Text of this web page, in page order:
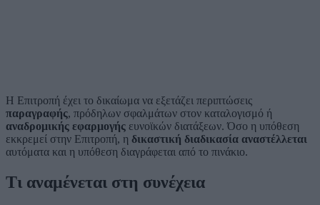
Η Επιτροπή έχει το δικαίωμα να εξετάζει περιπτώσεις
παραγραφής, πρόδηλων σφαλμάτων στον καταλογισμό ή
αναδρομικής εφαρμογής ευνοϊκών διατάξεων. Όσο η υπόθεση
εκκρεμεί στην Επιτροπή, η δικαστική διαδικασία αναστέλλεται
αυτόματα και η υπόθεση διαγράφεται από το πινάκιο.
Τι αναμένεται στη συνέχεια